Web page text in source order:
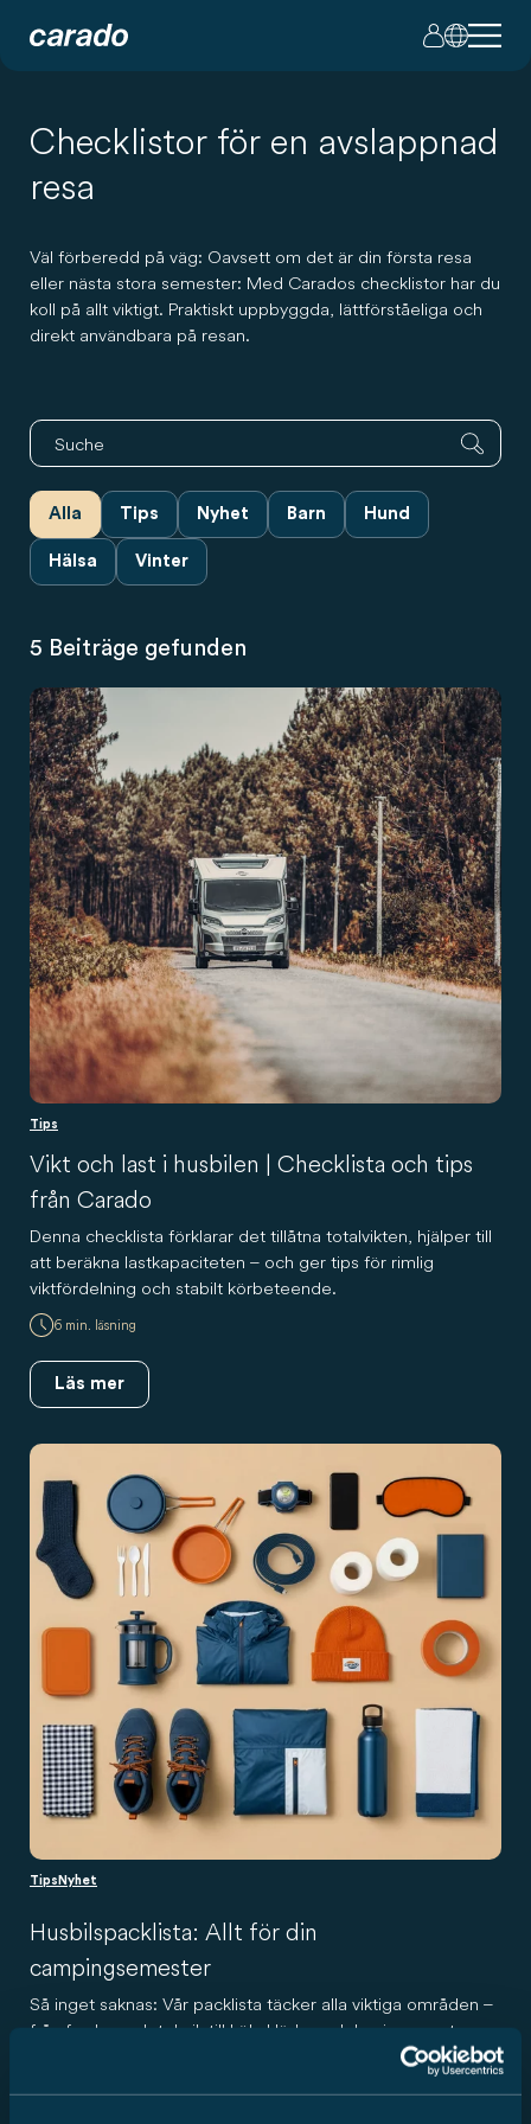
Checklistor för en avslappnad
resa
Väl förberedd på väg: Oavsett om det är din första resa
eller nästa stora semester: Med Carados checklistor har du
koll på allt viktigt. Praktiskt uppbyggda, lättförståeliga och
direkt användbara på resan.
Alla Tips Nyhet Barn Hund
Hälsa Vinter
5 Beiträge gefunden
Tips
Vikt och last i husbilen | Checklista och tips
från Carado
Denna checklista förklarar det tillåtna totalvikten, hjälper till
att beräkna lastkapaciteten – och ger tips för rimlig
viktfördelning och stabilt körbeteende.
6 min. läsning
Läs mer
Tips Nyhet
Husbilspacklista: Allt för din
campingsemester
Så inget saknas: Vår packlista täcker alla viktiga områden –
från fordon och teknik till kök, kläder och hygien, samt
5 min. läsning